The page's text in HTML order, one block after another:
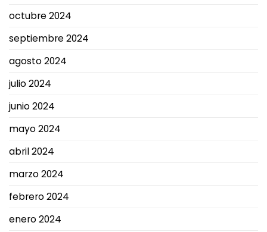
octubre 2024
septiembre 2024
agosto 2024
julio 2024
junio 2024
mayo 2024
abril 2024
marzo 2024
febrero 2024
enero 2024